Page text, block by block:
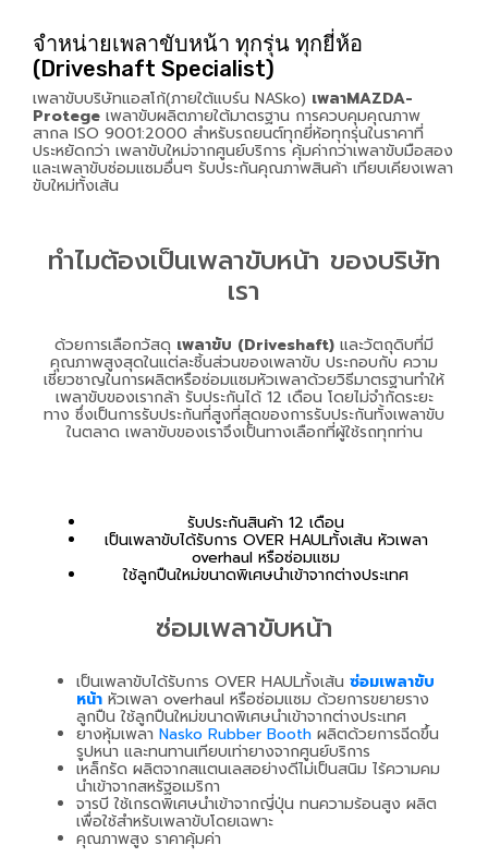
จำหน่ายเพลาขับหน้า ทุกรุ่น ทุกยี่ห้อ
(Driveshaft Specialist)
เพลาขับบริษัทแอสโก้(ภายใต้แบร์น NASko) เพลาMAZDA-
Protege เพลาขับผลิตภายใต้มาตรฐาน การควบคุมคุณภาพ
สากล ISO 9001:2000 สำหรับรถยนต์ทุกยี่ห้อทุกรุ่นในราคาที่
ประหยัดกว่า เพลาขับใหม่จากศูนย์บริการ คุ้มค่ากว่าเพลาขับมือสอง
และเพลาขับซ่อมแซมอื่นๆ รับประกันคุณภาพสินค้า เทียบเคียงเพลา
ขับใหม่ทั้งเส้น
ทำไมต้องเป็นเพลาขับหน้า ของบริษัท
เรา
ด้วยการเลือกวัสดุ เพลาขับ (Driveshaft) และวัตถุดิบที่มี
คุณภาพสูงสุดในแต่ละชิ้นส่วนของเพลาขับ ประกอบกับ ความ
เชี่ยวชาญในการผลิตหรือซ่อมแซมหัวเพลาด้วยวิธีมาตรฐานทำให้
เพลาขับของเรากล้า รับประกันได้ 12 เดือน โดยไม่จำกัดระยะ
ทาง ซึ่งเป็นการรับประกันที่สูงที่สุดของการรับประกันทั้งเพลาขับ
ในตลาด เพลาขับของเราจึงเป็นทางเลือกที่ผู้ใช้รถทุกท่าน
รับประกันสินค้า 12 เดือน
เป็นเพลาขับได้รับการ OVER HAULทั้งเส้น หัวเพลา
overhaul หรือซ่อมแซม
ใช้ลูกปืนใหม่ขนาดพิเศษนำเข้าจากต่างประเทศ
ซ่อมเพลาขับหน้า
เป็นเพลาขับได้รับการ OVER HAULทั้งเส้น ซ่อมเพลาขับ
หน้า หัวเพลา overhaul หรือซ่อมแซม ด้วยการขยายราง
ลูกปืน ใช้ลูกปืนใหม่ขนาดพิเศษนำเข้าจากต่างประเทศ
ยางหุ้มเพลา Nasko Rubber Booth ผลิตด้วยการฉีดขึ้น
รูปหนา และทนทานเทียบเท่ายางจากศูนย์บริการ
เหล็กรัด ผลิตจากสแตนเลสอย่างดีไม่เป็นสนิม ไร้ความคม
นำเข้าจากสหรัฐอเมริกา
จารบี ใช้เกรดพิเศษนำเข้าจากญี่ปุ่น ทนความร้อนสูง ผลิต
เพื่อใช้สำหรับเพลาขับโดยเฉพาะ
คุณภาพสูง ราคาคุ้มค่า